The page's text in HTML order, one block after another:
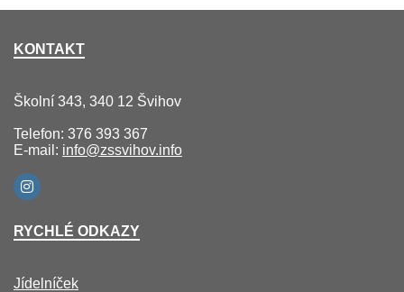
KONTAKT
Školní 343, 340 12 Švihov
Telefon: 376 393 367
E-mail: info@zssvihov.info
RYCHLÉ ODKAZY
Jídelníček